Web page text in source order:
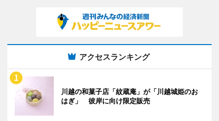
アクセスランキング
川越の和菓子店「紋蔵庵」が「川越城姫のお
はぎ」 彼岸に向け限定販売